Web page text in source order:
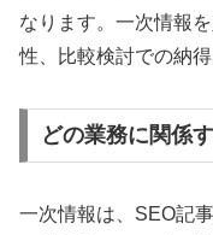
なります。一次情報
性、比較検討での納
どの業務に関係
一次情報は、SEO記